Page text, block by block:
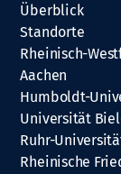
Überblick
Standorte
Rheinisch-
Aachen
Humboldt-
Universität
Ruhr-
Rheinische